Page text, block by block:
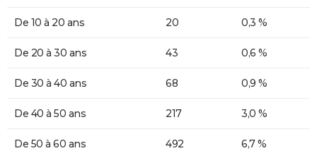
De 10 à 20 ans 20 0,3 %
De 20 à 30 ans 43 0,6 %
De 30 à 40 ans 68 0,9 %
De 40 à 50 ans 217 3,0 %
De 50 à 60 ans 492 6,7 %